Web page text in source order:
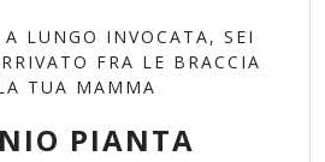
A LUNGO INVOCATA, SEI
FRA LE BRACCIA
TUA MAMMA
PIANTA